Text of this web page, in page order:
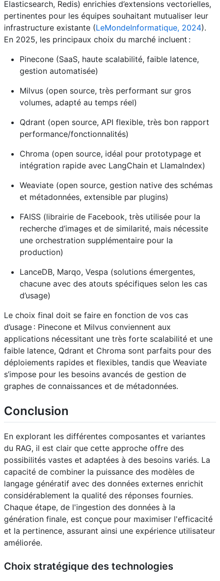
Elasticsearch, Redis) enrichies d’extensions vectorielles,
pertinentes pour les équipes souhaitant mutualiser leur
infrastructure existante (LeMondeInformatique, 2024).
En 2025, les principaux choix du marché incluent :
Pinecone (SaaS, haute scalabilité, faible latence,
gestion automatisée)
Milvus (open source, très performant sur gros
volumes, adapté au temps réel)
Qdrant (open source, API flexible, très bon rapport
performance/fonctionnalités)
Chroma (open source, idéal pour prototypage et
intégration rapide avec LangChain et LlamaIndex)
Weaviate (open source, gestion native des schémas
et métadonnées, extensible par plugins)
FAISS (librairie de Facebook, très utilisée pour la
recherche d’images et de similarité, mais nécessite
une orchestration supplémentaire pour la
production)
LanceDB, Marqo, Vespa (solutions émergentes,
chacune avec des atouts spécifiques selon les cas
d’usage)
Le choix final doit se faire en fonction de vos cas
d’usage : Pinecone et Milvus conviennent aux
applications nécessitant une très forte scalabilité et une
faible latence, Qdrant et Chroma sont parfaits pour des
déploiements rapides et flexibles, tandis que Weaviate
s’impose pour les besoins avancés de gestion de
graphes de connaissances et de métadonnées.
Conclusion
En explorant les différentes composantes et variantes
du RAG, il est clair que cette approche offre des
possibilités vastes et adaptées à des besoins variés. La
capacité de combiner la puissance des modèles de
langage génératif avec des données externes enrichit
considérablement la qualité des réponses fournies.
Chaque étape, de l'ingestion des données à la
génération finale, est conçue pour maximiser l'efficacité
et la pertinence, assurant ainsi une expérience utilisateur
améliorée.
Choix stratégique des technologies